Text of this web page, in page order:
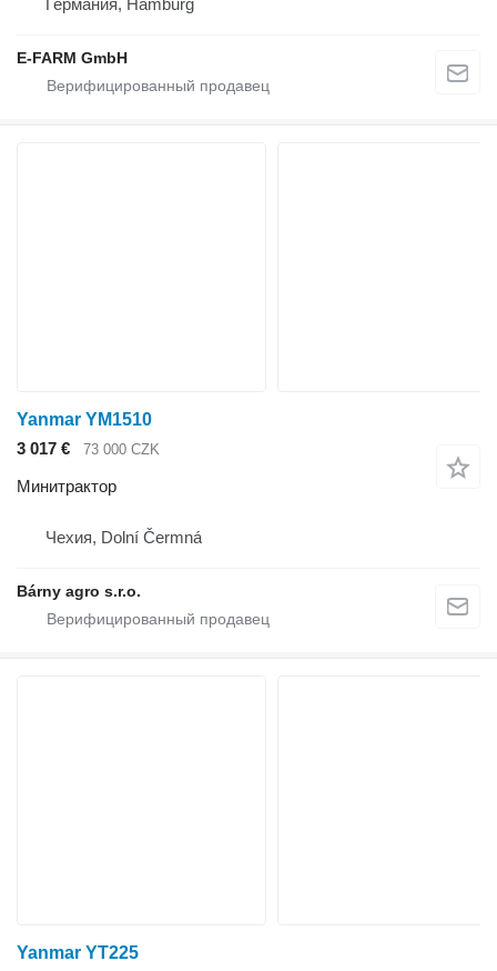
E-FARM GmbH
Yanmar YM1510
3 017 €
73 000 CZK
Минитрактор
Чехия, Dolní Čermná
Bárny agro s.r.o.
Yanmar YT225